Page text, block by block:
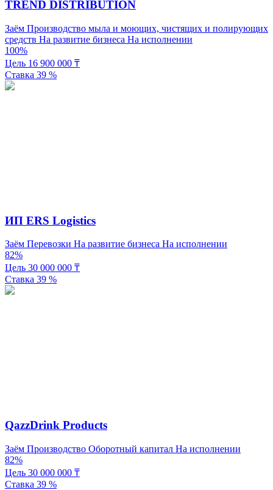
TREND DISTRIBUTION
Заём Производство мыла и моющих, чистящих и полирующих
средств На развитие бизнеса На исполнении
100%
Цель 16 900 000 ₸
Ставка 39 %
ИП ERS Logistics
Заём Перевозки На развитие бизнеса На исполнении
82%
Цель 30 000 000 ₸
Ставка 39 %
QazzDrink Products
Заём Производство Оборотный капитал На исполнении
82%
Цель 30 000 000 ₸
Ставка 39 %